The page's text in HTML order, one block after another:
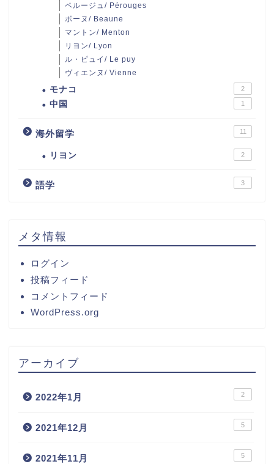
ペルージュ/ Pérouges
ボーヌ/ Beaune
マントン/ Menton
リヨン/ Lyon
ル・ピュイ/ Le puy
ヴィエンヌ/ Vienne
モナコ 2
中国 1
海外留学 11
リヨン 2
語学 3
メタ情報
ログイン
投稿フィード
コメントフィード
WordPress.org
アーカイブ
2022年1月 2
2021年12月 5
2021年11月 5